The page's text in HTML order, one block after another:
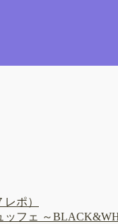
ポ）
ッフェ ～